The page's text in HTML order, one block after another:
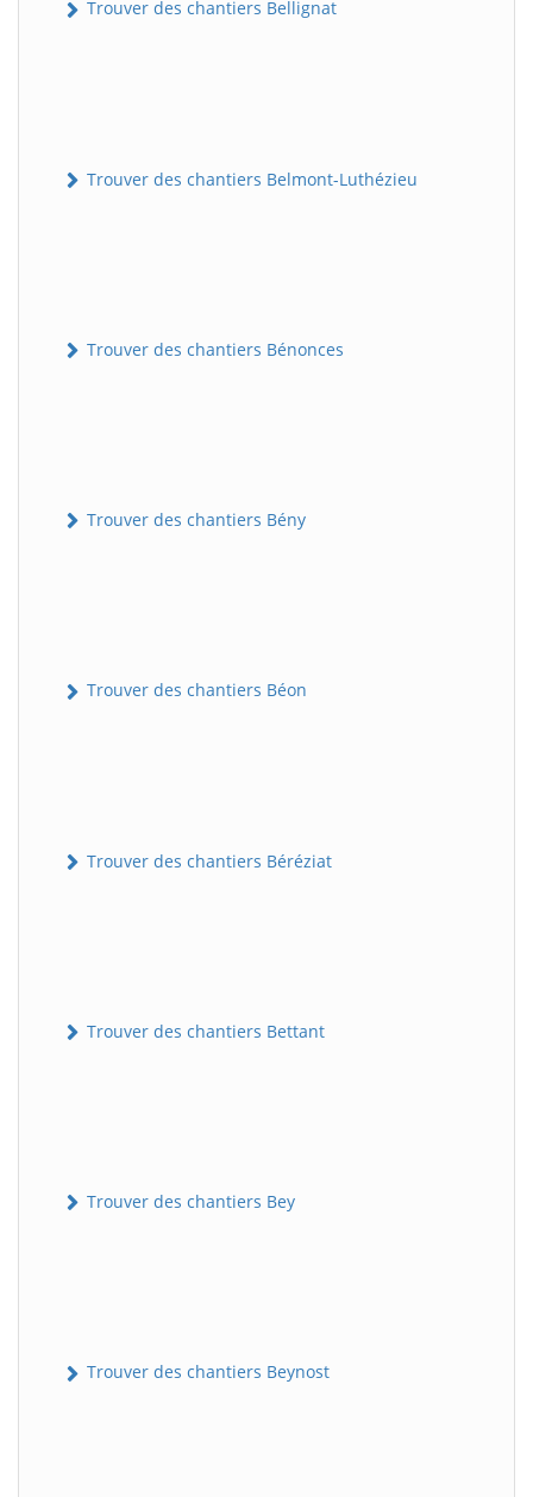
Trouver des chantiers Bellignat
Trouver des chantiers Belmont-Luthézieu
Trouver des chantiers Bénonces
Trouver des chantiers Bény
Trouver des chantiers Béon
Trouver des chantiers Béréziat
Trouver des chantiers Bettant
Trouver des chantiers Bey
Trouver des chantiers Beynost